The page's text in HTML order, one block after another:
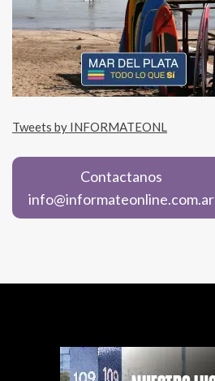
Tweets by INFORMATEONL
Contactanos
info@informateonline.com.ar